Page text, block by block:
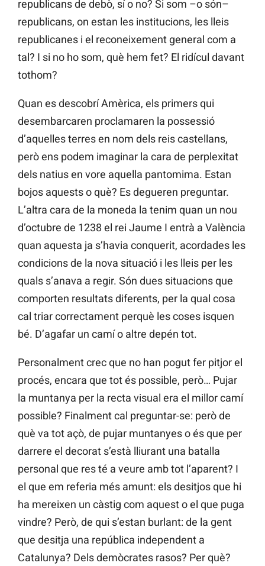
republicans de debò, sí o no? Si som –o són–
republicans, on estan les institucions, les lleis
republicanes i el reconeixement general com a
tal? I si no ho som, què hem fet? El ridícul davant
tothom?
Quan es descobrí Amèrica, els primers qui
desembarcaren proclamaren la possessió
d’aquelles terres en nom dels reis castellans,
però ens podem imaginar la cara de perplexitat
dels natius en vore aquella pantomima. Estan
bojos aquests o què? Es degueren preguntar.
L’altra cara de la moneda la tenim quan un nou
d’octubre de 1238 el rei Jaume I entrà a València
quan aquesta ja s’havia conquerit, acordades les
condicions de la nova situació i les lleis per les
quals s’anava a regir. Són dues situacions que
comporten resultats diferents, per la qual cosa
cal triar correctament perquè les coses isquen
bé. D’agafar un camí o altre depén tot.
Personalment crec que no han pogut fer pitjor el
procés, encara que tot és possible, però… Pujar
la muntanya per la recta visual era el millor camí
possible? Finalment cal preguntar-se: però de
què va tot açò, de pujar muntanyes o és que per
darrere el decorat s’està lliurant una batalla
personal que res té a veure amb tot l’aparent? I
el que em referia més amunt: els desitjos que hi
ha mereixen un càstig com aquest o el que puga
vindre? Però, de qui s’estan burlant: de la gent
que desitja una república independent a
Catalunya? Dels demòcrates rasos? Per què?